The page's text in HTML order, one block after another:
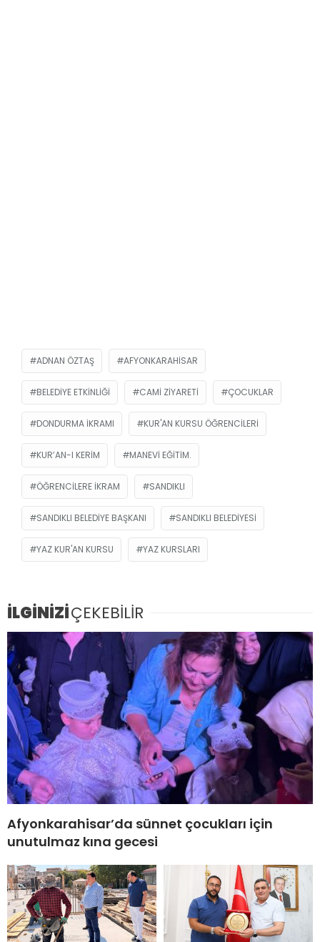
ADNAN ÖZTAŞ AFYONKARAHISAR
BELEDIYE ETKINLIĞI CAMI ZIYARETI ÇOCUKLAR
DONDURMA IKRAMI KUR'AN KURSU ÖĞRENCILERI
KUR’AN-I KERIM MANEVI EĞITIM.
ÖĞRENCILERE IKRAM SANDIKLI
SANDIKLI BELEDIYE BAŞKANI SANDIKLI BELEDIYESI
YAZ KUR'AN KURSU YAZ KURSLARI
İLGİNİZİÇEKEBİLİR
Afyonkarahisar’da sünnet çocukları için
unutulmaz kına gecesi